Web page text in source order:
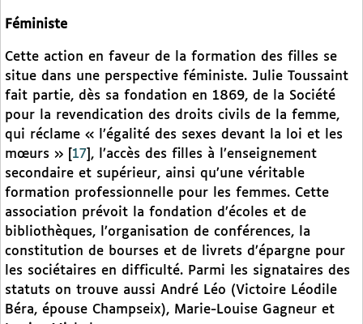
Féministe
Cette action en faveur de la formation des filles se
situe dans une perspective féministe. Julie Toussaint
fait partie, dès sa fondation en 1869, de la Société
pour la revendication des droits civils de la femme,
qui réclame « l’égalité des sexes devant la loi et les
mœurs »
17 , l’accès des filles à l’enseignement
secondaire et supérieur, ainsi qu’une véritable
formation professionnelle pour les femmes. Cette
association prévoit la fondation d’écoles et de
bibliothèques, l’organisation de conférences, la
constitution de bourses et de livrets d’épargne pour
les sociétaires en difficulté. Parmi les signataires des
statuts on trouve aussi André Léo (Victoire Léodile
Béra, épouse Champseix), Marie-Louise Gagneur et